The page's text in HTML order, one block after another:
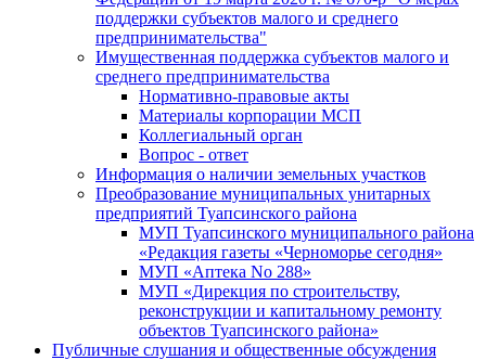
поддержки субъектов малого и среднего
предпринимательства"
Имущественная поддержка субъектов малого и
среднего предпринимательства
Нормативно-правовые акты
Материалы корпорации МСП
Коллегиальный орган
Вопрос - ответ
Информация о наличии земельных участков
Преобразование муниципальных унитарных
предприятий Туапсинского района
МУП Туапсинского муниципального района
«Редакция газеты «Черноморье сегодня»
МУП «Аптека No 288»
МУП «Дирекция по строительству,
реконструкции и капитальному ремонту
объектов Туапсинского района»
Публичные слушания и общественные обсуждения